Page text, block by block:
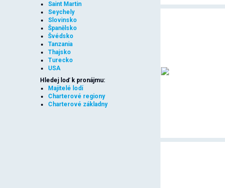
Saint Martin
Seychely
Slovinsko
Španělsko
Švédsko
Tanzania
Thajsko
Turecko
USA
Hledej loď k pronájmu:
Majitelé lodí
Charterové regiony
Charterové základny